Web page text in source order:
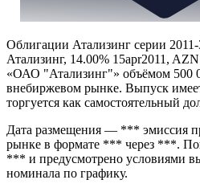
Облигации Атализинг серии
Атализинг, 14.00% 15apr2011,
«ОАО "Атализинг"» объёмом 500
внебиржевом рынке. Выпуск
торгуется как самостоятельный
Дата размещения — *** эмиссия
рынке в формате *** через ***.
*** и предусмотрено условиями
номинала по графику.